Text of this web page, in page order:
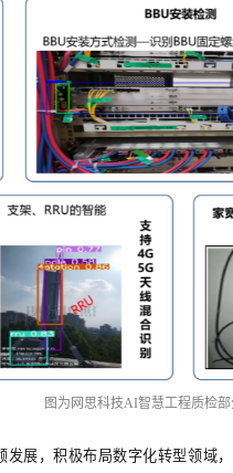
图为网思科技AI智慧工程质检
展，积极布局数字化转型领域，